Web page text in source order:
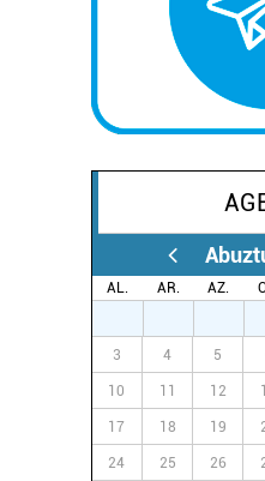
AL. AR. AZ.
3 4 5
10 11 12
17 18 19
24 25 26